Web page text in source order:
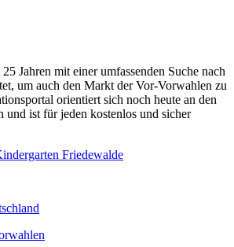
Jahren mit einer umfassenden Suche nach
um auch den Markt der Vor-Vorwahlen zu
orientiert sich noch heute an den
und ist für jeden kostenlos und sicher
Friedewalde